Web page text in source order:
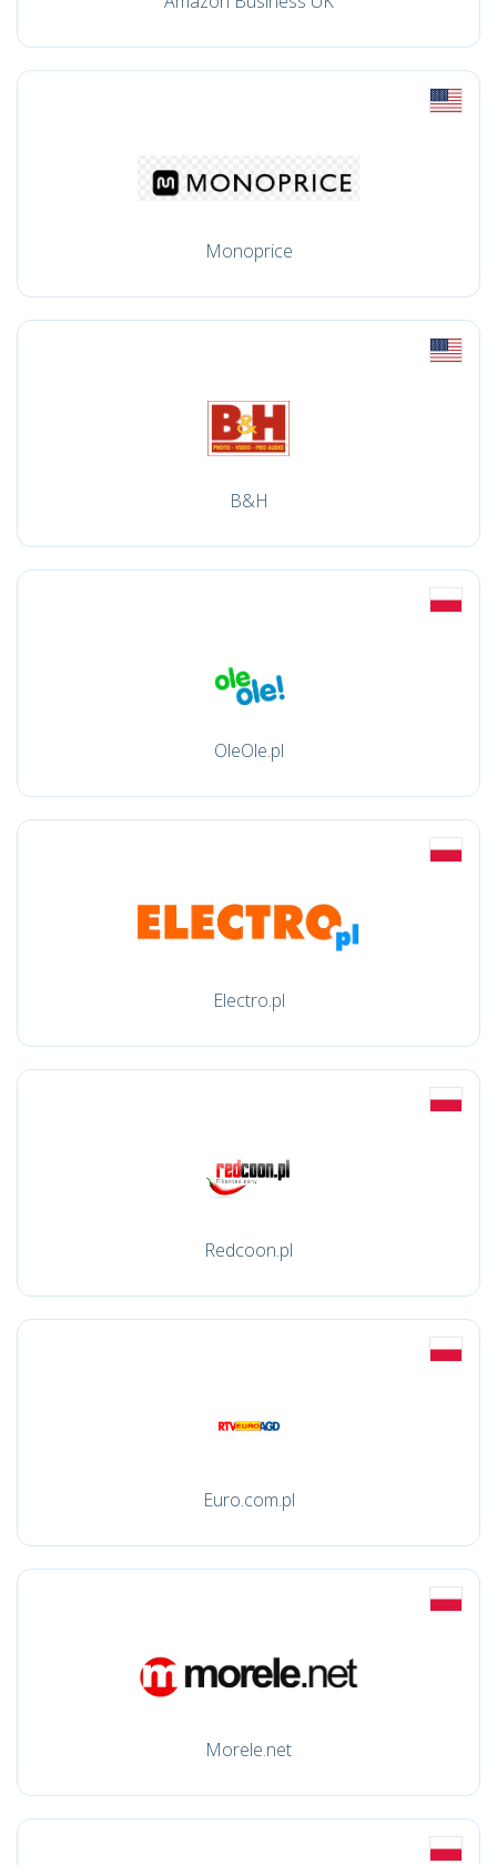
Monoprice
B&H
OleOle.pl
Electro.pl
Redcoon.pl
Euro.com.pl
Morele.net